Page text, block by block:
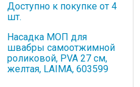
Доступно к покупке от 4
шт.
Насадка МОП для
швабры самоотжимной
роликовой, PVA 27 см,
желтая, LAIMA, 603599